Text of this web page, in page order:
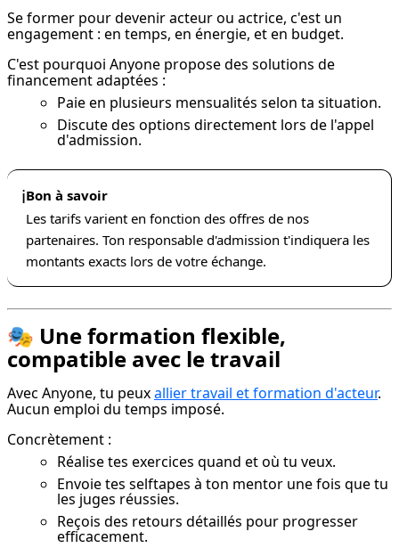
Se former pour devenir acteur ou actrice, c'est un
engagement : en temps, en énergie, et en budget.
C'est pourquoi Anyone propose des solutions de
financement adaptées :
Paie en plusieurs mensualités selon ta situation.
Discute des options directement lors de l'appel
d'admission.
ℹ️Bon à savoir
Les tarifs varient en fonction des offres de nos
partenaires. Ton responsable d'admission t'indiquera les
montants exacts lors de votre échange.
🎭 Une formation flexible,
compatible avec le travail
Avec Anyone, tu peux allier travail et formation d'acteur.
Aucun emploi du temps imposé.
Concrètement :
Réalise tes exercices quand et où tu veux.
Envoie tes selftapes à ton mentor une fois que tu
les juges réussies.
Reçois des retours détaillés pour progresser
efficacement.